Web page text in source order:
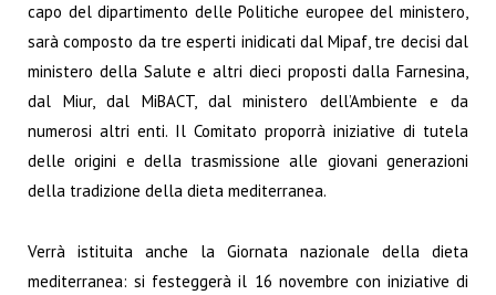
capo del dipartimento delle Politiche europee del ministero,
sarà composto da tre esperti inidicati dal Mipaf, tre decisi dal
ministero della Salute e altri dieci proposti dalla Farnesina,
dal Miur, dal MiBACT, dal ministero dell’Ambiente e da
numerosi altri enti. Il Comitato proporrà iniziative di tutela
delle origini e della trasmissione alle giovani generazioni
della tradizione della dieta mediterranea.
Verrà istituita anche la Giornata nazionale della dieta
mediterranea: si festeggerà il 16 novembre con iniziative di